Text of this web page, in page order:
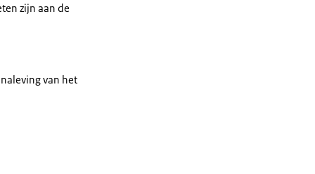
zijn aan de
van het